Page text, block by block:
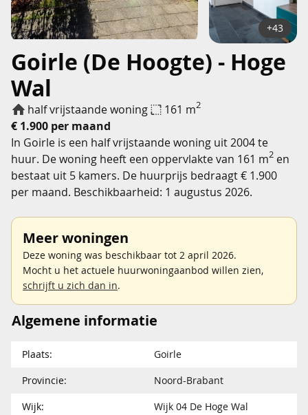
Goirle (De Hoogte) - Hoge
Wal
half vrijstaande woning 161 m2
€ 1.900 per maand
+43
In Goirle is een half vrijstaande woning uit 2004 te
huur. De woning heeft een oppervlakte van 161 m2 en
bestaat uit 5 kamers. De huurprijs bedraagt € 1.900
per maand. Beschikbaarheid: 1 augustus 2026.
Meer woningen
Deze woning was beschikbaar tot 2 april 2026.
Mocht u het actuele huurwoningaanbod willen zien,
schrijft u zich dan in.
Algemene informatie
Plaats:
Goirle
Provincie:
Noord-Brabant
Wijk:
Wijk 04 De Hoge Wal